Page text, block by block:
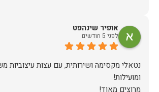
אופיר שינהפט
לפני 5 חודשים
נטאלי מקסימה ושירותית, עם עצות עיצוביות
מרוצים מאוד!